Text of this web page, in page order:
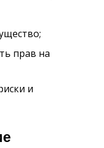
прав на
и